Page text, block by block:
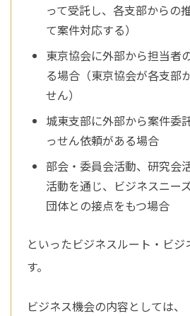
って受託し、各支部からの
て案件対応する）
東京協会に外部から担当者
る場合（東京協会が各支部
せん）
城東支部に外部から案件委
っせん依頼がある場合
部会・委員会活動、研究会
活動を通じ、ビジネスニー
団体との接点をもつ場合
といったビジネスルート・ビジ
す。
ビジネス機会の内容としては、